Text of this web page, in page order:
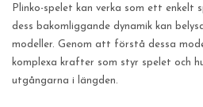
Plinko-spelet kan verka som ett enkelt
dess bakomliggande dynamik kan
modeller. Genom att förstå dessa
komplexa krafter som styr spelet och
utgångarna i längden.